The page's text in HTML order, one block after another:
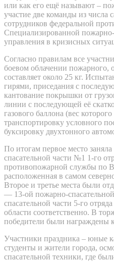
или как его ещё называют –
участие две команды из числа
сотрудников федеральной
Специализированной
управления в кризисных
Согласно правилам все
боевом облачении пожарного,
составляет около 25 кг.
гирями, приседания с
кантование покрышки от
линии с последующей её
газового баллона (вес
транспортировку условного
буксировку двухтонного
По итогам первое место
спасательной части №1 1-го
противопожарной службы по
расположенная в самом
Второе и третье места были
— 13-ой пожарно-
спасательной части 5-го
области соответственно. В
победители были награждены
Участники праздника – юные
студенты и жители города,
спасательной техники, где